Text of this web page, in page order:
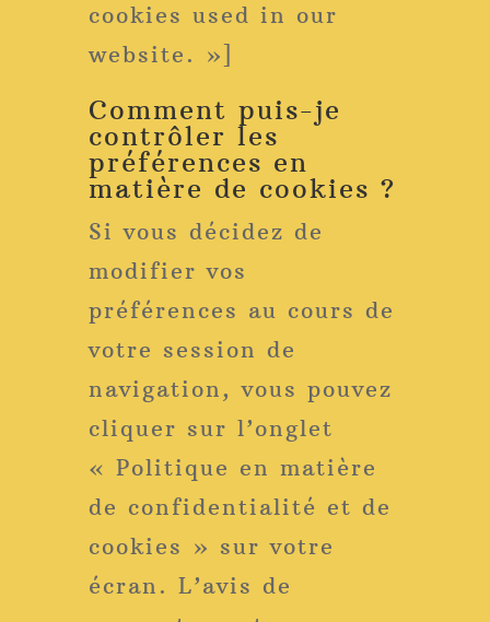
cookies used in our
website. »]
Comment puis-je
contrôler les
préférences en
matière de cookies ?
Si vous décidez de
modifier vos
préférences au cours de
votre session de
navigation, vous pouvez
cliquer sur l’onglet
« Politique en matière
de confidentialité et de
cookies » sur votre
écran. L’avis de